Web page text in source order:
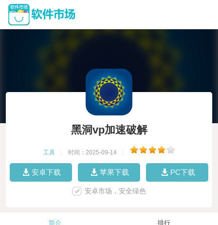
黑洞vp加速破解
工具 时间：2025-09-14
安卓下载 苹果下载 PC下载
安卓市场，安全绿色
简介 排行